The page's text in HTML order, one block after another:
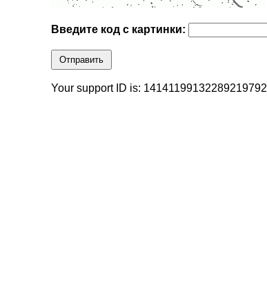
Введите код с картинки:
Отправить
Your support ID is: 14141199132289219792